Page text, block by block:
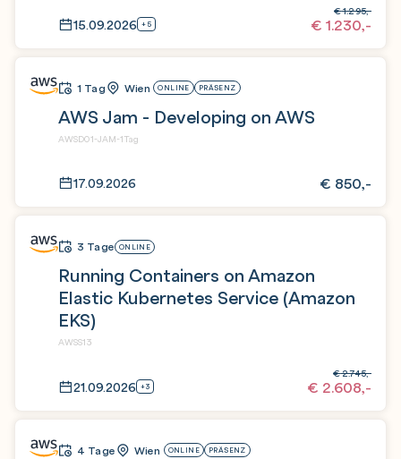
15.09.2026 +5 € 1.230,-
€1.295,-
1 Tag Wien ONLINE PRÄSENZ
AWS Jam - Developing on AWS
AWSD01-JAM-1Tag
17.09.2026 € 850,-
3 Tage ONLINE
Running Containers on Amazon
Elastic Kubernetes Service (Amazon
EKS)
AWSS13
21.09.2026 +3 € 2.608,-
€2.745,-
4 Tage Wien ONLINE PRÄSENZ